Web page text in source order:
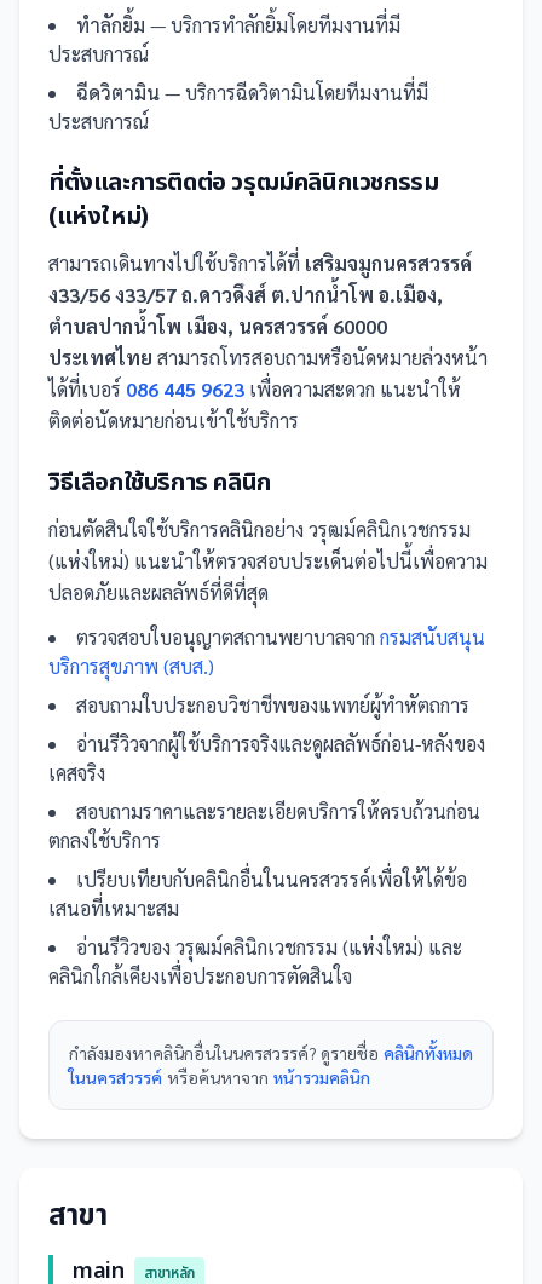
ทำลักยิ้ม — บริการทำลักยิ้มโดยทีมงานที่มี
ประสบการณ์
ฉีดวิตามิน— บริการฉีดวิตามินโดยทีมงานที่มี
ประสบการณ์
ที่ตั้งและการติดต่อ วรุฒม์คลินิกเวชกรรม
(แห่งใหม่)
สามารถเดินทางไปใช้บริการได้ที่ เสริมจมูกนครสวรรค์
ง33/56 ง33/57 ถ.ดาวดึงส์ ต.ปากน้ำโพ อ.เมือง,
ตำบลปากน้ำโพ เมือง, นครสวรรค์ 60000
ประเทศไทย สามารถโทรสอบถามหรือนัดหมายล่วงหน้า
ได้ที่เบอร์ 086 445 9623 เพื่อความสะดวก แนะนำให้
ติดต่อนัดหมายก่อนเข้าใช้บริการ
วิธีเลือกใช้บริการ คลินิก
ก่อนตัดสินใจใช้บริการคลินิกอย่าง วรุฒม์คลินิกเวชกรรม
(แห่งใหม่) แนะนำให้ตรวจสอบประเด็นต่อไปนี้เพื่อความ
ปลอดภัยและผลลัพธ์ที่ดีที่สุด
ตรวจสอบใบอนุญาตสถานพยาบาลจาก กรมสนับสนุน
บริการสุขภาพ (สบส.)
สอบถามใบประกอบวิชาชีพของแพทย์ผู้ทำหัตถการ
อ่านรีวิวจากผู้ใช้บริการจริงและดูผลลัพธ์ก่อน-หลังของ
เคสจริง
สอบถามราคาและรายละเอียดบริการให้ครบถ้วนก่อน
ตกลงใช้บริการ
เปรียบเทียบกับคลินิกอื่นในนครสวรรค์เพื่อให้ได้ข้อ
เสนอที่เหมาะสม
อ่านรีวิวของ วรุฒม์คลินิกเวชกรรม (แห่งใหม่) และ
คลินิกใกล้เคียงเพื่อประกอบการตัดสินใจ
กำลังมองหาคลินิกอื่นในนครสวรรค์? ดูรายชื่อ คลินิกทั้งหมด
ในนครสวรรค์ หรือค้นหาจาก หน้ารวมคลินิก
สาขา
main สาขาหลัก